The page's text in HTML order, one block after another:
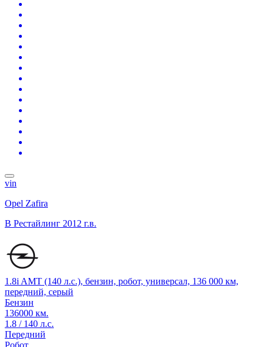
vin
Opel Zafira
B Рестайлинг 2012 г.в.
1.8i AMT (140 л.с.), бензин, робот, универсал, 136 000 км,
передний, серый
Бензин
136000 км.
1.8 / 140 л.с.
Передний
Робот